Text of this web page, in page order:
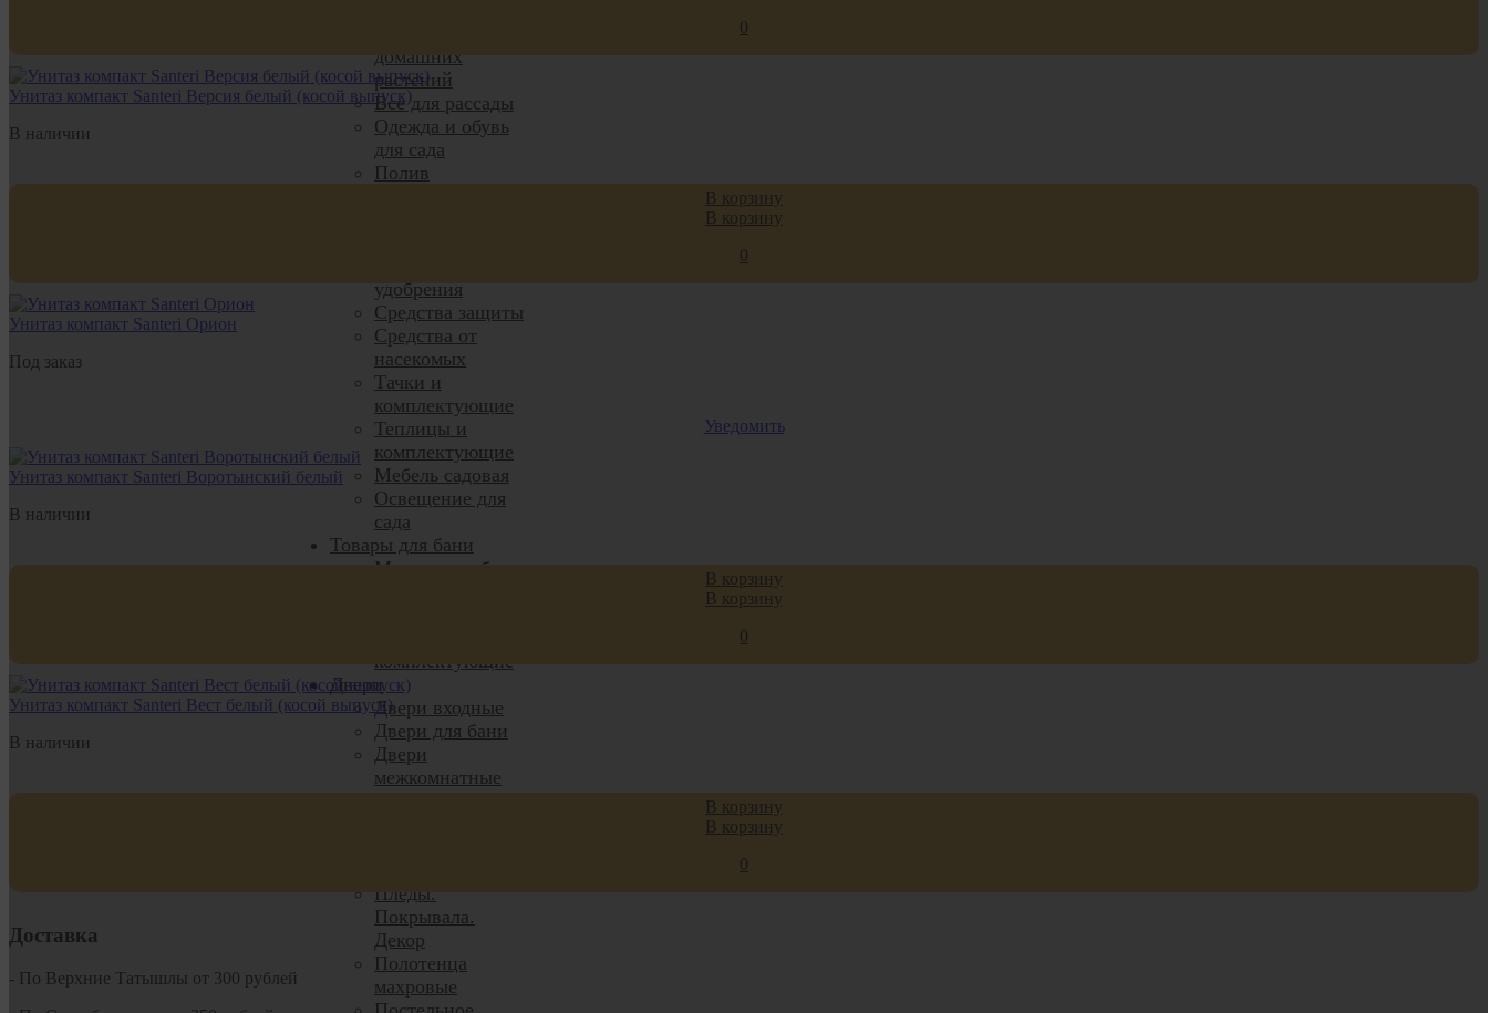
домашних
растений
Все для рассады
Одежда и обувь
для сада
Полив
удобрения
Средства защиты
Средства от
насекомых
Тачки и
комплектующие
Теплицы и
комплектующие
Мебель садовая
Освещение для
сада
Товары для бани
Мочалки, губки
комплектующие
Двери
Двери входные
Двери для бани
Двери
межкомнатные
Пледы.
Покрывала.
Декор
Полотенца
махровые
0
Унитаз компакт Santeri Версия белый (косой выпуск)
В наличии
В корзину
В корзину
0
Унитаз компакт Santeri Орион
Под заказ
Уведомить
Унитаз компакт Santeri Воротынский белый
В наличии
В корзину
В корзину
0
Унитаз компакт Santeri Вест белый (косой выпуск)
В наличии
В корзину
В корзину
0
Доставка
- По Верхние Татышлы от 300 рублей